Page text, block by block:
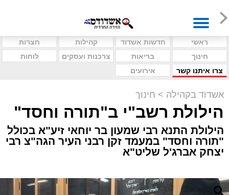
ראשי חדשות אשדוד קהילות
חצרות
חינוך
בריאות צרכנות ועסקים
לוחות
צרו איתנו קשר
אירועים
אשדוד בקהילה > חינוך
הילולת רשב"י ב"תורה וחסד"
הילולת התנא רבי שמעון בר יוחאי זיע"א בכולל
"תורה וחסד" במעמד זקן רבני העיר הגה"צ רבי
יצחק אברג'ל שליט"א